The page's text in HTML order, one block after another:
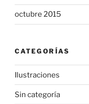
octubre 2015
CATEGORÍAS
Ilustraciones
Sin categoría